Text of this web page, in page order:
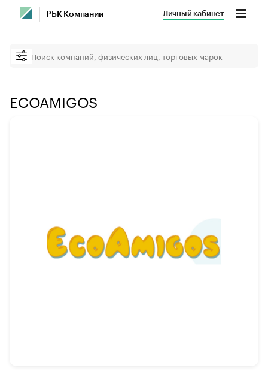
РБК Компании Личный кабинет
ECOAMIGOS